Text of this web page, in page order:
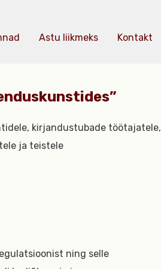
Astu liikmeks Kontakt
kirjandustubade töötajatele,
ja teistele
ning selle